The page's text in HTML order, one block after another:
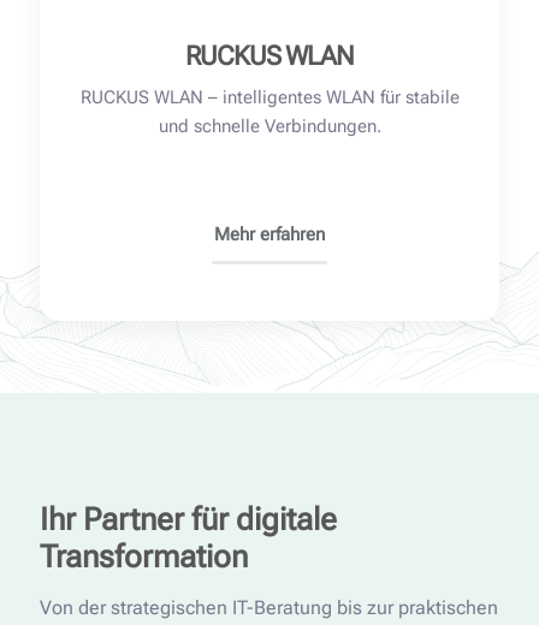
RUCKUS WLAN
RUCKUS WLAN – intelligentes WLAN für stabile
und schnelle Verbindungen.
Mehr erfahren
Ihr Partner für digitale
Transformation
Von der strategischen IT-Beratung bis zur praktischen